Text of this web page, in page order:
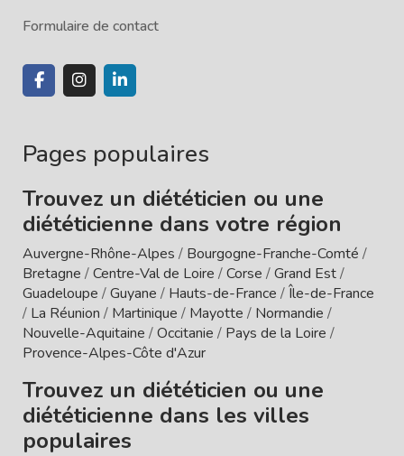
Formulaire de contact
Pages populaires
Trouvez un diététicien ou une
diététicienne dans votre région
Auvergne-Rhône-Alpes / Bourgogne-Franche-Comté /
Bretagne /Centre-Val de Loire /Corse /Grand Est/
Guadeloupe /Guyane / Hauts-de-France /Île-de-France
/ La Réunion / Martinique / Mayotte / Normandie /
Nouvelle-Aquitaine /Occitanie / Pays de la Loire /
Provence-Alpes-Côte d'Azur
Trouvez un diététicien ou une
diététicienne dans les villes
populaires